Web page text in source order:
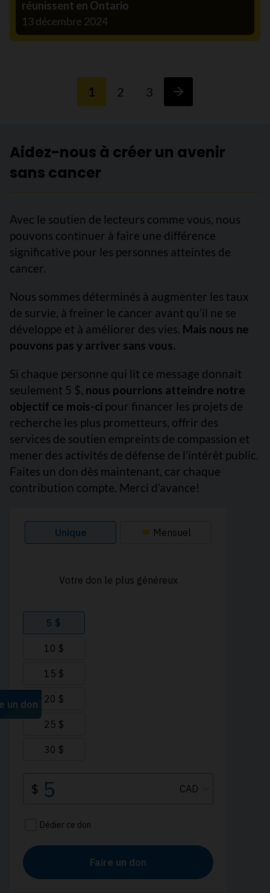
réunissent en Ontario
13 décembre 2024
1 2 3
Aidez-nous à créer un avenir
sans cancer
Avec le soutien de lecteurs comme vous, nous
pouvons continuer à faire une différence
significative pour les personnes atteintes de
cancer.
Nous sommes déterminés à augmenter les taux
de survie, à freiner le cancer avant qu’il ne se
développe et à améliorer des vies. Mais nous ne
pouvons pas y arriver sans vous.
Si chaque personne qui lit ce message donnait
seulement 5 $, nous pourrions atteindre notre
objectif ce mois-ci pour financer les projets de
recherche les plus prometteurs, offrir des
services de soutien empreints de compassion et
mener des activités de défense de l’intérêt public.
Faites un don dès maintenant, car chaque
contribution compte. Merci d’avance!